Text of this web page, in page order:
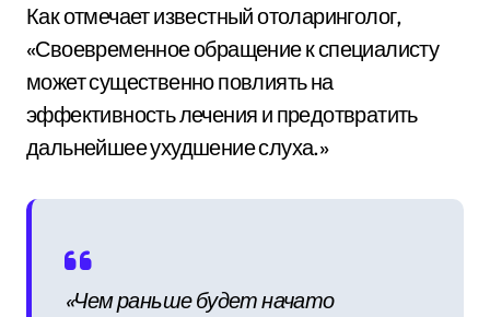
Как отмечает известный отоларинголог,
«Своевременное обращение к специалисту
может существенно повлиять на
эффективность лечения и предотвратить
дальнейшее ухудшение слуха.»
«Чем раньше будет начато